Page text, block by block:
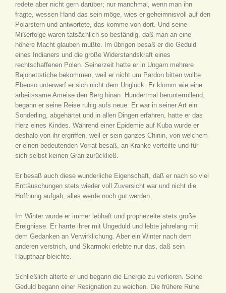
redete aber nicht gern darüber; nur manchmal, wenn man ihn
fragte, wessen Hand das sein möge, wies er geheimnisvoll auf den
Polarstern und antwortete, das komme von dort. Und seine
Mißerfolge waren tatsächlich so beständig, daß man an eine
höhere Macht glauben mußte. Im übrigen besaß er die Geduld
eines Indianers und die große Widerstandskraft eines
rechtschaffenen Polen. Seinerzeit hatte er in Ungarn mehrere
Bajonettstiche bekommen, weil er nicht um Pardon bitten wollte.
Ebenso unterwarf er sich nicht dem Unglück. Er klomm wie eine
arbeitssame Ameise den Berg hinan. Hundertmal herunterrollend,
begann er seine Reise ruhig aufs neue. Er war in seiner Art ein
Sonderling, abgehärtet und in allen Dingen erfahren, hatte er das
Herz eines Kindes. Während einer Epidemie auf Kuba wurde er
deshalb von ihr ergriffen, weil er sein ganzes Chinin, von welchem
er einen bedeutenden Vorrat besaß, an Kranke verteilte und für
sich selbst keinen Gran zurückließ.
Er besaß auch diese wunderliche Eigenschaft, daß er nach so viel
Enttäuschungen stets wieder voll Zuversicht war und nicht die
Hoffnung aufgab, alles werde noch gut werden.
Im Winter wurde er immer lebhaft und prophezeite stets große
Ereignisse. Er harrte ihrer mit Ungeduld und lebte jahrelang mit
dem Gedanken an Verwirklichung. Aber ein Winter nach dem
anderen verstrich, und Skarmoki erlebte nur das, daß sein
Haupthaar bleichte.
Schließlich alterte er und begann die Energie zu verlieren. Seine
Geduld begann einer Resignation zu weichen. Die frühere Ruhe